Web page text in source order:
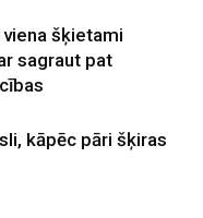
šķietami
sagraut pat
kāpēc pāri šķiras